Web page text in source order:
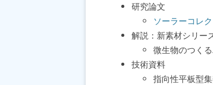
研究論文
ソーラーコレ
解説：新素材シリー
微生物のつく
技術資料
指向性平板型